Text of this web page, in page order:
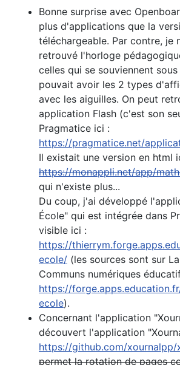
Bonne surprise avec
plus d'applications que la
téléchargeable. Par contre, je
retrouvé l'horloge
celles qui se souviennent
pouvait avoir les 2 types
avec les aiguilles. On peut
application Flash (c'est son
Pragmatice ici :
https://pragmatice.net/
Il existait une version en html
https://monappli.net/app/
qui n'existe plus...
Du coup, j'ai développé
École" qui est intégrée dans
visible ici :
https://
ecole/ (les sources sont sur
Communs numériques
https://
ecole).
Concernant l'application
découvert l'application
https://github.com/xournalpp/
permet la rotation de pages